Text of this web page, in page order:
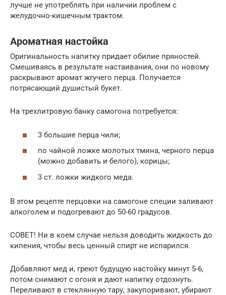
лучше не употреблять при наличии проблем с
желудочно-кишечным трактом.
Ароматная настойка
Оригинальность напитку придает обилие пряностей.
Смешиваясь в результате настаивания, они по новому
раскрывают аромат жгучего перца. Получается
потрясающий душистый букет.
На трехлитровую банку самогона потребуется:
3 большие перца чили;
по чайной ложке молотых тмина, черного перца
(можно добавить и белого), корицы;
3 ст. ложки жидкого меда.
В этом рецепте перцовки на самогоне специи заливают
алкоголем и подогревают до 50-60 градусов.
СОВЕТ! Ни в коем случае нельзя доводить жидкость до
кипения, чтобы весь ценный спирт не испарился.
Добавляют мед и, греют будущую настойку минут 5-6,
потом снимают с огоня и дают напитку отдохнуть.
Переливают в стеклянную тару, закупоривают, убирают